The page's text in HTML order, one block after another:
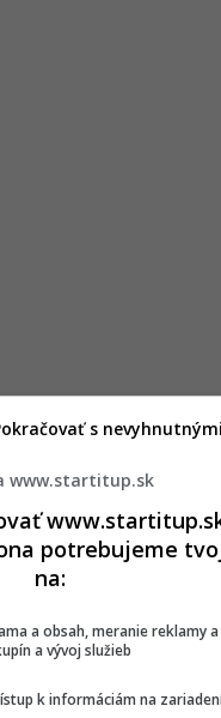
„Vždy
pripravujú sa
odborník.
www.startitup.sk
potrebujeme
na:
a obsah, meranie reklamy
a vývoj služieb
k informáciám na
s